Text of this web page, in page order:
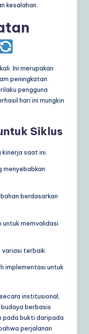
kesalahan.
Ini merupakan
peningkatan.
pengguna
hari ini mungkin
Siklus
saat ini.
menyebabkan
berdasarkan
untuk memvalidasi
variasi terbaik.
implementasi untuk
institusional,
berbasis
pada bukti daripada
perjalanan